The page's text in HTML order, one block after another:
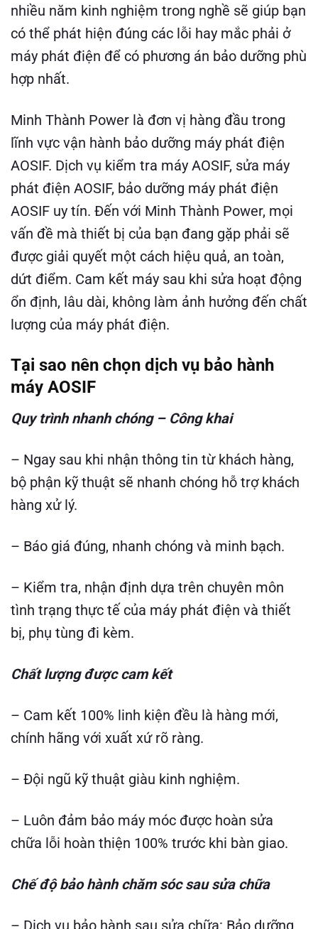
nhiều năm kinh nghiệm trong nghề sẽ giúp bạn
có thể phát hiện đúng các lỗi hay mắc phải ở
máy phát điện để có phương án bảo dưỡng phù
hợp nhất.
Minh Thành Power là đơn vị hàng đầu trong
lĩnh vực vận hành bảo dưỡng máy phát điện
AOSIF. Dịch vụ kiểm tra máy AOSIF, sửa máy
phát điện AOSIF, bảo dưỡng máy phát điện
AOSIF uy tín. Đến với Minh Thành Power, mọi
vấn đề mà thiết bị của bạn đang gặp phải sẽ
được giải quyết một cách hiệu quả, an toàn,
dứt điểm. Cam kết máy sau khi sửa hoạt động
ổn định, lâu dài, không làm ảnh hưởng đến chất
lượng của máy phát điện.
Tại sao nên chọn dịch vụ bảo hành
máy AOSIF
Quy trình nhanh chóng – Công khai
– Ngay sau khi nhận thông tin từ khách hàng,
bộ phận kỹ thuật sẽ nhanh chóng hỗ trợ khách
hàng xử lý.
– Báo giá đúng, nhanh chóng và minh bạch.
– Kiểm tra, nhận định dựa trên chuyên môn
tình trạng thực tế của máy phát điện và thiết
bị, phụ tùng đi kèm.
Chất lượng được cam kết
– Cam kết 100% linh kiện đều là hàng mới,
chính hãng với xuất xứ rõ ràng.
– Đội ngũ kỹ thuật giàu kinh nghiệm.
– Luôn đảm bảo máy móc được hoàn sửa
chữa lỗi hoàn thiện 100% trước khi bàn giao.
Chế độ bảo hành chăm sóc sau sửa chữa
– Dịch vụ bảo hành sau sửa chữa: Bảo dưỡng